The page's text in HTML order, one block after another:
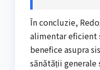
În concluzie,
alimentar eficient
benefice asupra
sănătății